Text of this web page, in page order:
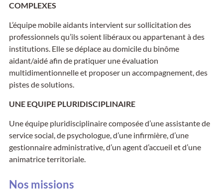
COMPLEXES
L’équipe mobile aidants intervient sur sollicitation des
professionnels qu’ils soient libéraux ou appartenant à des
institutions. Elle se déplace au domicile du binôme
aidant/aidé afin de pratiquer une évaluation
multidimentionnelle et proposer un accompagnement, des
pistes de solutions.
UNE EQUIPE PLURIDISCIPLINAIRE
Une équipe pluridisciplinaire composée d’une assistante de
service social, de psychologue, d’une infirmière, d’une
gestionnaire administrative, d’un agent d’accueil et d’une
animatrice territoriale.
Nos missions